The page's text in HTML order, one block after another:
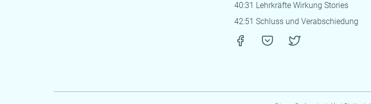
40:31 Lehrkräfte Wirkung Stories
42:51 Schluss und Verabschiedung